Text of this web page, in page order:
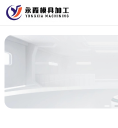
首页
产品中心
新闻中心
首页
产品中心
新闻中心专业的生产设备，精湛的技术工艺